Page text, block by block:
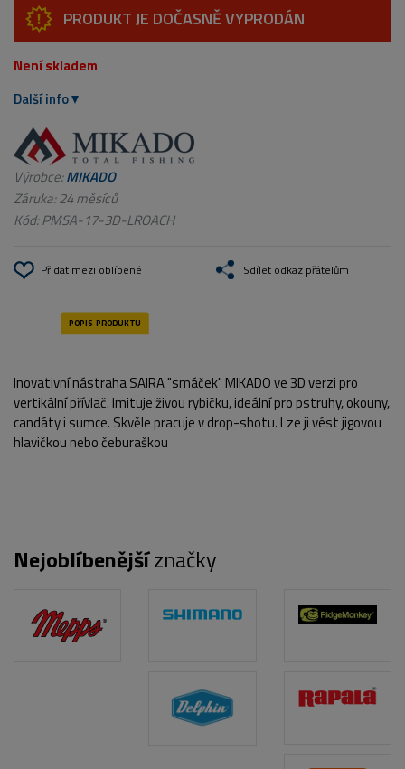
PRODUKT JE DOČASNĚ VYPRODÁN
Není skladem
Další info
Výrobce:MIKADO
Záruka: 24 měsíců
Kód:PMSA-17-3D-LROACH
Přidat mezi oblíbené Sdílet odkaz přátelům
POPIS PRODUKTU
Inovativní nástraha SAIRA "smáček" MIKADO ve 3D verzi pro
vertikální přívlač. Imituje živou rybičku, ideální pro pstruhy, okouny,
candáty i sumce. Skvěle pracuje v drop-shotu. Lze ji vést jigovou
hlavičkou nebo čeburaškou
Nejoblíbenějšíznačky